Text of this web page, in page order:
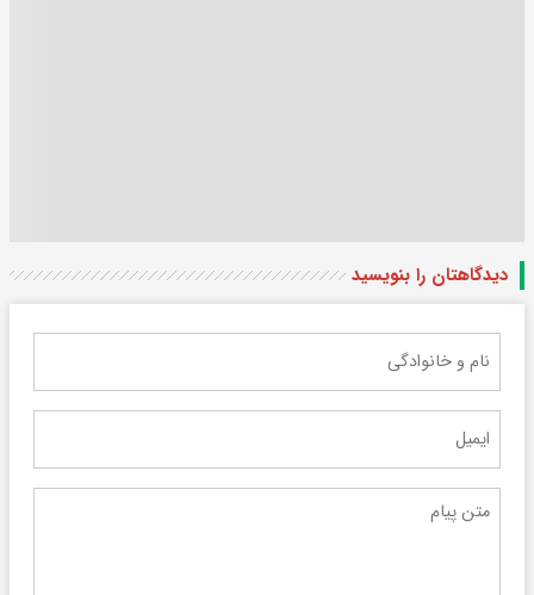
دیدگاهتان را بنویسید